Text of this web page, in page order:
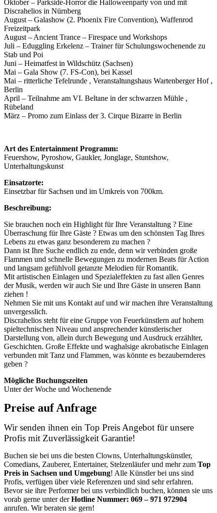
Oktober – Parkside-Horror die Halloweenparty von und mit
Discrahelios in Nürnberg
August – Galashow (2. Phoenix Fire Convention), Waffenrod
Freizeitpark
August – Ancient Trance – Firespace und Workshops
Juli – Eduggling Erkelenz – Trainer für Schulungswochenende zu
Stab und Poi
Juni – Heimatfest in Wildschütz (Sachsen)
Mai – Gala Show (7. FS-Con), bei Kassel
Mai – ritterliche Tefelrunde , Veranstaltungshaus Wartenberger Hof ,
Berlin
April – Teilnahme am VI. Beltane in der schwarzen Mühle ,
Rübeland
März – Promo zum Einlass der 3. Cirque Bizarre in Berlin
Art des Entertainment Programm:
Feuershow, Pyroshow, Gaukler, Jonglage, Stuntshow,
Unterhaltungskunst
Einsatzorte:
Einsetzbar für Sachsen und im Umkreis von 700km.
Beschreibung:
Sie brauchen noch ein Highlight für Ihre Veranstaltung ? Eine
Überraschung für Ihre Gäste ? Etwas um den schönsten Tag Ihres
Lebens zu etwas ganz besonderem zu machen ?
Dann ist Ihre Suche endlich zu ende, denn wir verbinden große
Flammen und schnelle Bewegungen zu modernen Beats für Action
und langsam gefühlvoll getanzte Melodien für Romantik.
Mit artistischen Einlagen und Spezialeffekten zu fast allen Genres
der Musik, werden wir auch Sie und Ihre Gäste in unseren Bann
ziehen !
Nehmen Sie mit uns Kontakt auf und wir machen ihre Veranstaltung
unvergesslich.
Discrahelios steht für eine Gruppe von Feuerkünstlern auf hohem
spieltechnischen Niveau und ansprechender künstlerischer
Darstellung von, allein durch Bewegung und Ausdruck erzählter,
Geschichten. Große Effekte und waghalsige akrobatische Einlagen
verbunden mit Tanz und Flammen, was könnte es bezaubernderes
geben ?
Mögliche Buchungszeiten
Unter der Woche und Wochenende
Preise auf Anfrage
Wir senden ihnen ein Top Preis Angebot für unsere
Profis mit Zuverlässigkeit Garantie!
Buchen sie bei uns die besten Clowns, Unterhaltungskünstler,
Comedians, Zauberer, Entertainer, Stelzenläufer und mehr zum Top
Preis in Sachsen und Umgebung! Alle Künstler bei uns sind
Profis, verfügen über viele Referenzen und sind sehr erfahren.
Bevor sie ihre Performer bei uns verbindlich buchen, können sie uns
vorab gerne unter derHotline Nummer: 069 – 971 972904
anrufen. Wir beraten sie gern!